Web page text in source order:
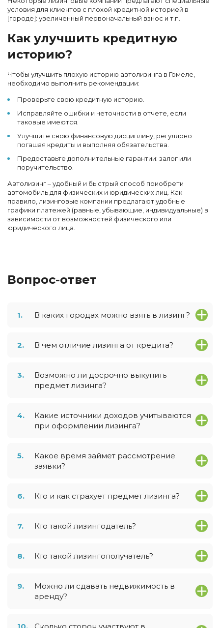
условия для клиентов с плохой кредитной историей в
[городе]: увеличенный первоначальный взнос и т.п.
Как улучшить кредитную
историю?
Чтобы улучшить плохую историю автолизинга в Гомеле,
необходимо выполнить рекомендации:
Проверьте свою кредитную историю.
Исправляйте ошибки и неточности в отчете, если
таковые имеются.
Улучшите свою финансовую дисциплину, регулярно
погашая кредиты и выполняя обязательства.
Предоставьте дополнительные гарантии: залог или
поручительство.
Автолизинг – удобный и быстрый способ приобрети
автомобиль для физических и юридических лиц. Как
правило, лизинговые компании предлагают удобные
графики платежей (равные, убывающие, индивидуальные) в
зависимости от возможностей физического или
юридического лица.
Вопрос-ответ
1. В каких городах можно взять в лизинг?
2. В чем отличие лизинга от кредита?
3.
Возможно ли досрочно выкупить
предмет лизинга?
4.
Какие источники доходов учитываются
при оформлении лизинга?
5.
Какое время займет рассмотрение
заявки?
6. Кто и как страхует предмет лизинга?
7. Кто такой лизингодатель?
8. Кто такой лизингополучатель?
9.
Можно ли сдавать недвижимость в
аренду?